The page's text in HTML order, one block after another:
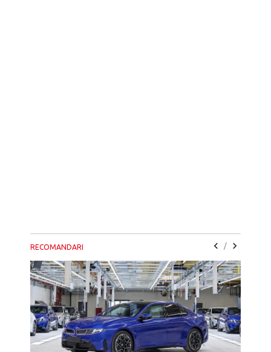
RECOMANDARI /